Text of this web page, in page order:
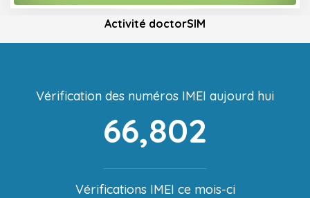
Activité doctorSIM
Vérification des numéros IMEI aujourd hui
66,802
Vérifications IMEI ce mois-ci